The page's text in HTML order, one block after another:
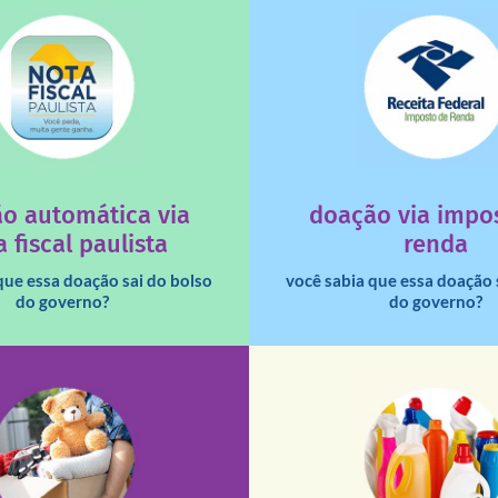
automática via
fiscal paulista
essa doação sai do bolso
do governo?
que os créditos das notas
saiba mais
doação via
renda
você sabia que essa
do governo?
Você sabia que pessoas
destinar 3% do imposto
deixa de ir para o
saiba mais
16h30).
fale conosco
De segunda a sábado,
fale conosco